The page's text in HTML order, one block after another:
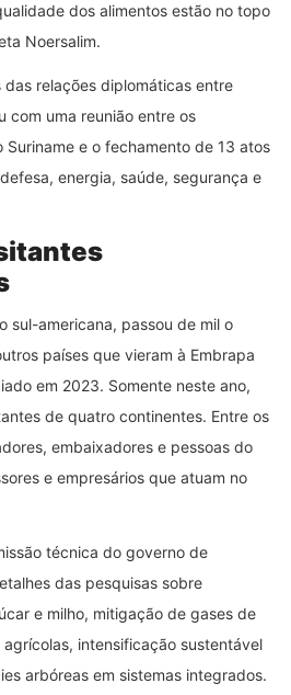
dos alimentos estão no topo
Noersalim.
relações diplomáticas entre
com uma reunião entre os
Suriname e o fechamento de 13 atos
energia, saúde, segurança e
sul-americana, passou de mil o
países que vieram à Embrapa
em 2023. Somente neste ano,
de quatro continentes. Entre os
embaixadores e pessoas do
e empresários que atuam no
técnica do governo de
das pesquisas sobre
e milho, mitigação de gases de
intensificação sustentável
arbóreas em sistemas integrados.